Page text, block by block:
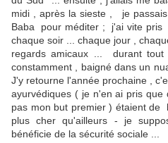
midi , après la sieste , je
Baba pour méditer ; j'ai vite pris
chaque soir ... chaque jour ,
regards amicaux ... durant
constamment , baigné dans un
J'y retourne l'année prochaine ,
ayurvédiques ( je n'en ai pris
pas mon but premier ) étaient de
plus cher qu'ailleurs - je
bénéficie de la sécurité sociale ...